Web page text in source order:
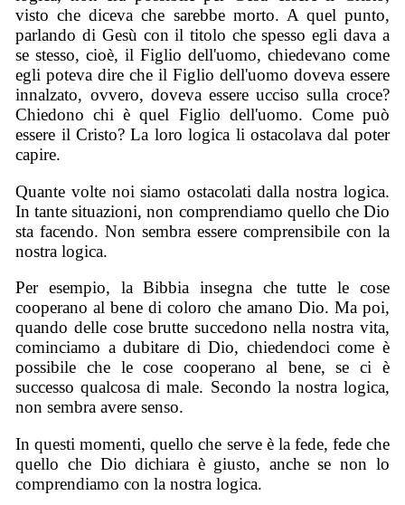
visto che diceva che sarebbe morto. A quel punto,
parlando di Gesù con il titolo che spesso egli dava a
se stesso, cioè, il Figlio dell'uomo, chiedevano come
egli poteva dire che il Figlio dell'uomo doveva essere
innalzato, ovvero, doveva essere ucciso sulla croce?
Chiedono chi è quel Figlio dell'uomo. Come può
essere il Cristo? La loro logica li ostacolava dal poter
capire.
Quante volte noi siamo ostacolati dalla nostra logica.
In tante situazioni, non comprendiamo quello che Dio
sta facendo. Non sembra essere comprensibile con la
nostra logica.
Per esempio, la Bibbia insegna che tutte le cose
cooperano al bene di coloro che amano Dio. Ma poi,
quando delle cose brutte succedono nella nostra vita,
cominciamo a dubitare di Dio, chiedendoci come è
possibile che le cose cooperano al bene, se ci è
successo qualcosa di male. Secondo la nostra logica,
non sembra avere senso.
In questi momenti, quello che serve è la fede, fede che
quello che Dio dichiara è giusto, anche se non lo
comprendiamo con la nostra logica.